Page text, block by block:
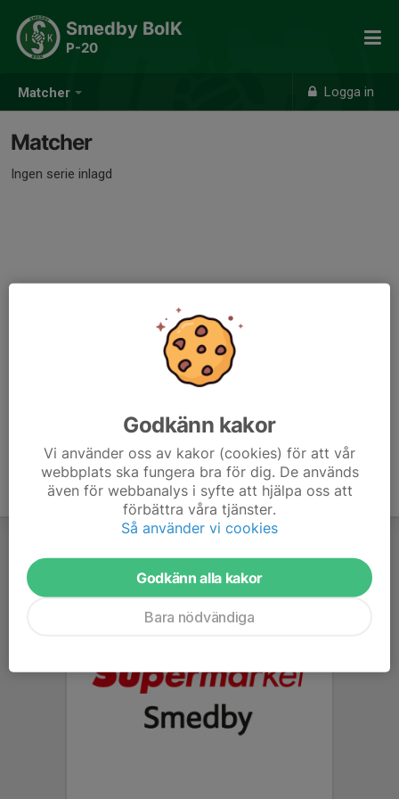
Matcher Logga in
Smedby BoIK
P-20
Matcher
Ingen serie inlagd
Godkänn kakor
Vi använder oss av kakor (cookies) för att vår
webbplats ska fungera bra för dig. De används
även för webbanalys i syfte att hjälpa oss att
förbättra våra tjänster.
Så använder vi cookies
Godkänn alla kakor
Bara nödvändiga